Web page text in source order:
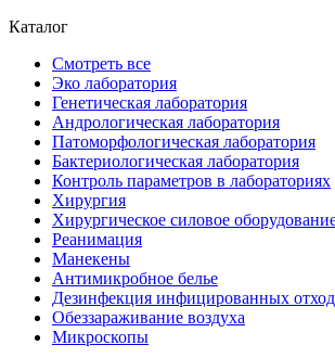
Каталог
Смотреть все
Эко лаборатория
Генетическая лаборатория
Андрологическая лаборатория
Патоморфологическая лаборатория
Бактериологическая лаборатория
Контроль параметров в лабораториях
Хирургия
Хирургическое силовое
Реанимация
Манекены
Антимикробное белье
Дезинфекция инфицированных
Обеззараживание воздуха
Микроскопы